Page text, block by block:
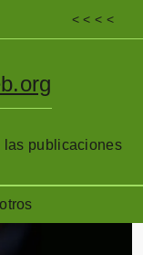
< < < <
las publicaciones